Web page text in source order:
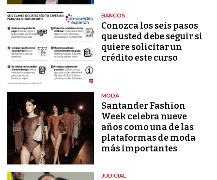
BANCOS
Conozca los seis pasos
que usted debe seguir si
quiere solicitar un
crédito este curso
MODA
Santander Fashion
Week celebra nueve
años como una de las
plataformas de moda
más importantes
JUDICIAL